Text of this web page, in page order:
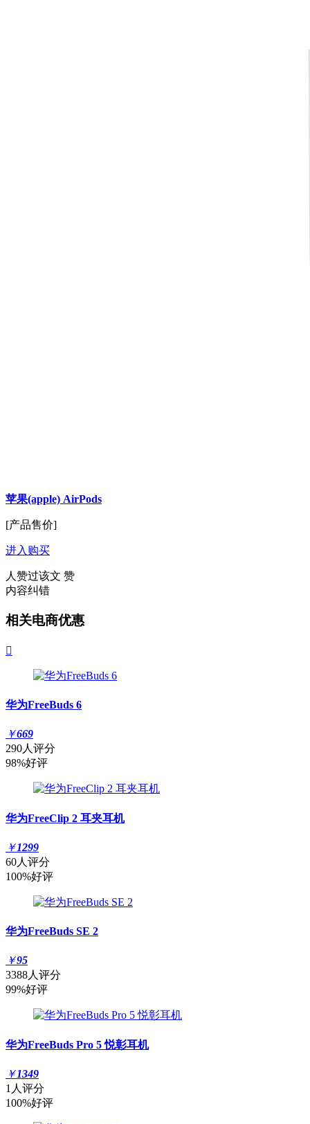
苹果(apple) AirPods
[产品售价]
进入购买
人赞过该文 赞
内容纠错
相关电商优惠

华为FreeBuds 6
￥669
290人评分
98%好评
华为FreeClip 2 耳夹耳机
￥1299
60人评分
100%好评
华为FreeBuds SE 2
￥95
3388人评分
99%好评
华为FreeBuds Pro 5 悦彰耳机
￥1349
1人评分
100%好评